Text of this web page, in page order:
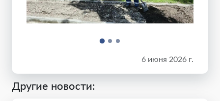
6 июня 2026 г.
Другие новости: